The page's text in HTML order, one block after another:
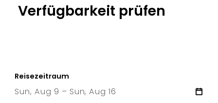
Verfügbarkeit prüfen
Reisezeitraum
Sun, Aug 9 – Sun, Aug 16